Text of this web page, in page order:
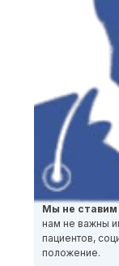
Мы не ставим
нам не важны
пациентов,
положение.